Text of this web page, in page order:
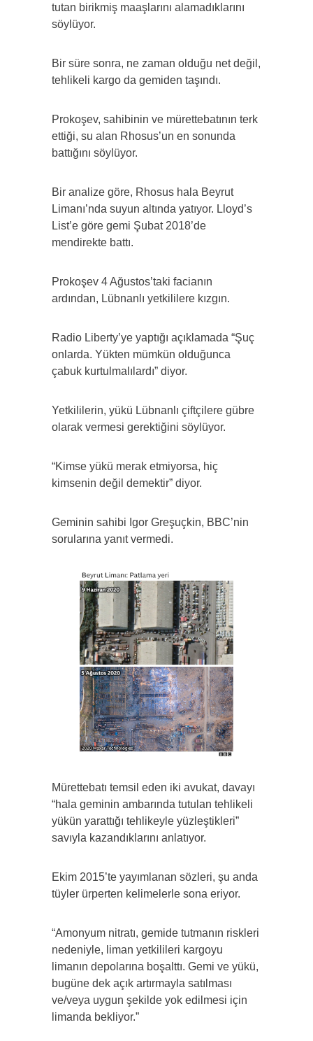
tutan birikmiş maaşlarını alamadıklarını
söylüyor.
Bir süre sonra, ne zaman olduğu net değil,
tehlikeli kargo da gemiden taşındı.
Prokoşev, sahibinin ve mürettebatının terk
ettiği, su alan Rhosus’un en sonunda
battığını söylüyor.
Bir analize göre, Rhosus hala Beyrut
Limanı’nda suyun altında yatıyor. Lloyd’s
List’e göre gemi Şubat 2018’de
mendirekte battı.
Prokoşev 4 Ağustos’taki facianın
ardından, Lübnanlı yetkililere kızgın.
Radio Liberty’ye yaptığı açıklamada “Şuç
onlarda. Yükten mümkün olduğunca
çabuk kurtulmalılardı” diyor.
Yetkililerin, yükü Lübnanlı çiftçilere gübre
olarak vermesi gerektiğini söylüyor.
“Kimse yükü merak etmiyorsa, hiç
kimsenin değil demektir” diyor.
Geminin sahibi Igor Greşuçkin, BBC’nin
sorularına yanıt vermedi.
Mürettebatı temsil eden iki avukat, davayı
“hala geminin ambarında tutulan tehlikeli
yükün yarattığı tehlikeyle yüzleştikleri”
savıyla kazandıklarını anlatıyor.
Ekim 2015’te yayımlanan sözleri, şu anda
tüyler ürperten kelimelerle sona eriyor.
“Amonyum nitratı, gemide tutmanın riskleri
nedeniyle, liman yetkilileri kargoyu
limanın depolarına boşalttı. Gemi ve yükü,
bugüne dek açık artırmayla satılması
ve/veya uygun şekilde yok edilmesi için
limanda bekliyor.”